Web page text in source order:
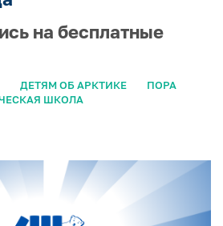
на бесплатные
ДЕТЯМ ОБ АРКТИКЕ
ПОРА
ШКОЛА